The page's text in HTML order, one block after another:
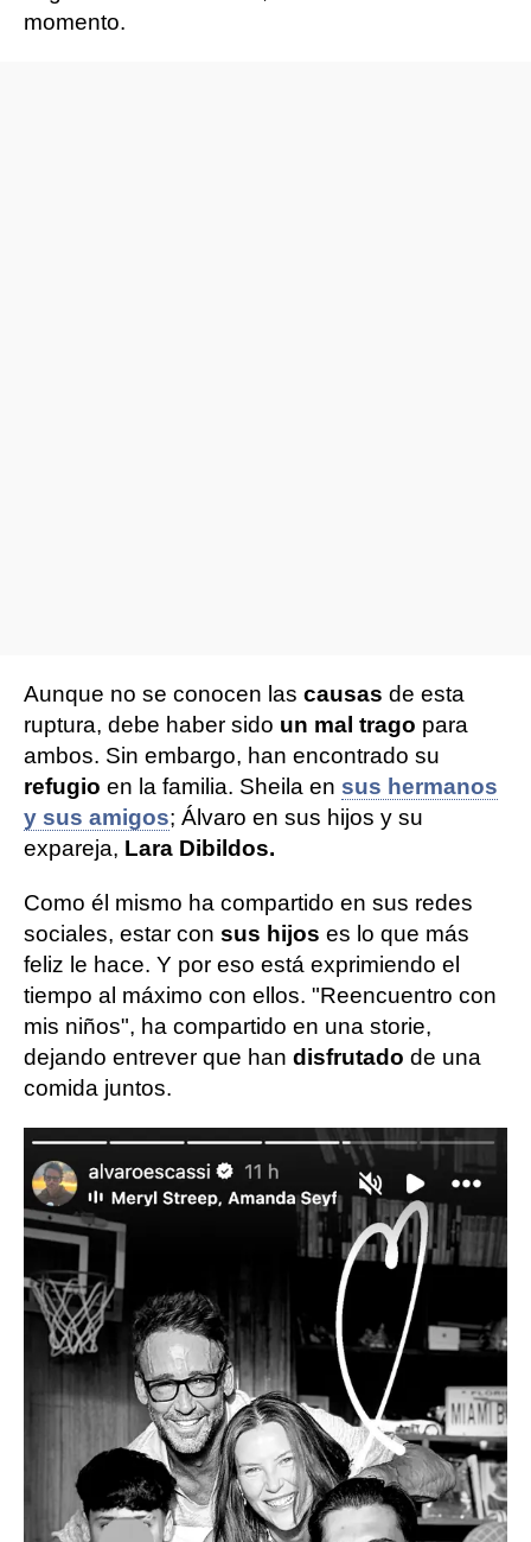
momento.
Aunque no se conocen las causas de esta
ruptura, debe haber sido un mal trago para
ambos. Sin embargo, han encontrado su
refugio en la familia. Sheila en sus hermanos
y sus amigos; Álvaro en sus hijos y su
expareja, Lara Dibildos.
Como él mismo ha compartido en sus redes
sociales, estar con sus hijos es lo que más
feliz le hace. Y por eso está exprimiendo el
tiempo al máximo con ellos. "Reencuentro con
mis niños", ha compartido en una storie,
dejando entrever que han disfrutado de una
comida juntos.